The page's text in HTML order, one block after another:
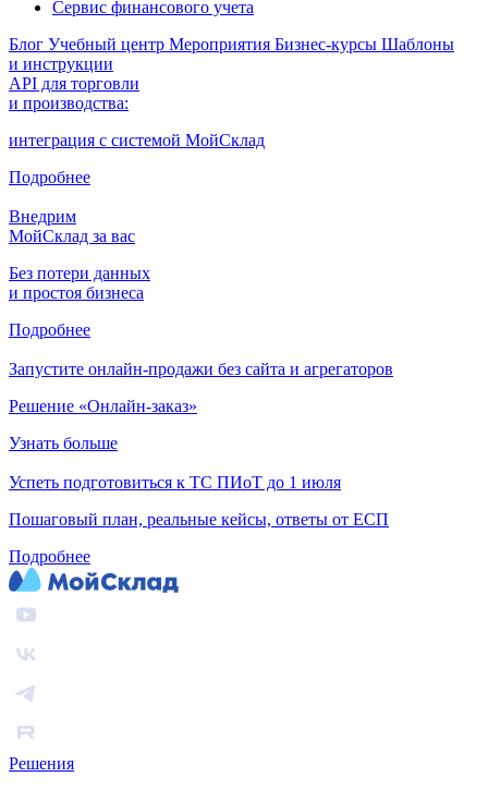
Сервис финансового учета
Блог Учебный центр Мероприятия Бизнес-курсы Шаблоны
и инструкции
API для торговли
и производства:
интеграция с системой МойСклад
Подробнее
Внедрим
МойСклад за вас
Без потери данных
и простоя бизнеса
Подробнее
Запустите онлайн-продажи без сайта и агрегаторов
Решение «Онлайн-заказ»
Узнать больше
Успеть подготовиться к ТС ПИоТ до 1 июля
Пошаговый план, реальные кейсы, ответы от ЕСП
Подробнее
Решения